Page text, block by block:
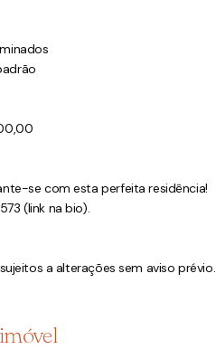
se com esta perfeita residência!
(link na bio).
a alterações sem aviso prévio.